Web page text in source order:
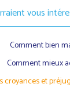
vous
Comment bien
Comment mieux
croyances et